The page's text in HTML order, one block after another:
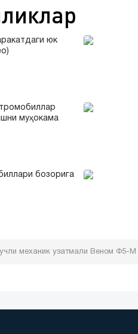
юк
муҳокама
бозорига
механик узатмали Веном Ф5-